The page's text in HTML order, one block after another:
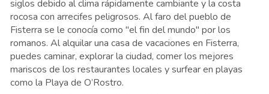
siglos debido al clima rápidamente cambiante y la costa
rocosa con arrecifes peligrosos. Al faro del pueblo de
Fisterra se le conocía como "el fin del mundo" por los
romanos. Al alquilar una casa de vacaciones en Fisterra,
puedes caminar, explorar la ciudad, comer los mejores
mariscos de los restaurantes locales y surfear en playas
como la Playa de O’Rostro.